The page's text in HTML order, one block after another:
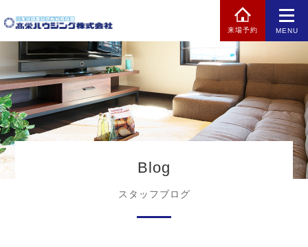
来場予約 MENU
Blog
スタッフブログ